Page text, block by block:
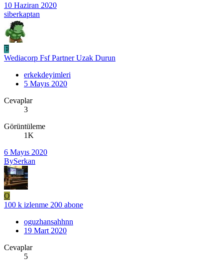
10 Haziran 2020
siberkaptan
E
Wediacorp Fsf Partner Uzak Durun
erkekdeyimleri
5 Mayıs 2020
Cevaplar
3
Görüntüleme
1K
6 Mayıs 2020
BySerkan
O
100 k izlenme 200 abone
oguzhansahhnn
19 Mart 2020
Cevaplar
5